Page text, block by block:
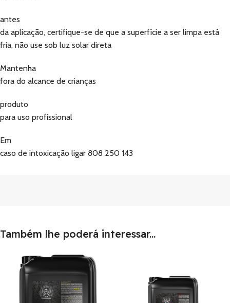
antes
da aplicação, certifique-se de que a superfície a ser limpa está
fria, não use sob luz solar direta
Mantenha
fora do alcance de crianças
produto
para uso profissional
Em
caso de intoxicação ligar 808 250 143
Também lhe poderá interessar...